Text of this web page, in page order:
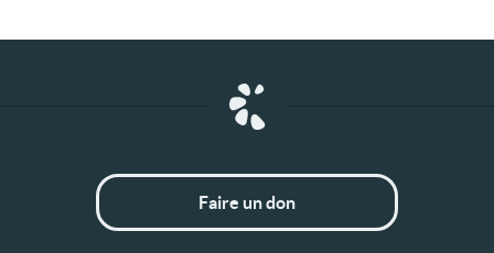
Faire un don